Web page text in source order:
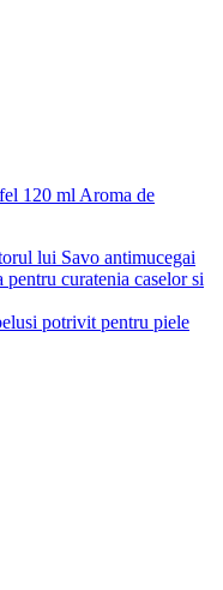
120 ml Aroma de
lui Savo antimucegai
curatenia caselor si
potrivit pentru piele